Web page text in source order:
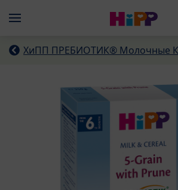
Menü
ХиПП ПРЕБИОТИК® Молочные